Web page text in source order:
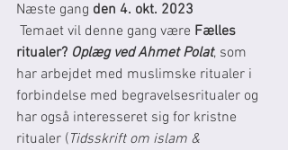
Næste gang den 4. okt. 2023
Temaet vil denne gang være Fælles
ritualer? Oplæg ved Ahmet Polat, som
har arbejdet med muslimske ritualer i
forbindelse med begravelsesritualer og
har også interesseret sig for kristne
ritualer (Tidsskrift om islam &